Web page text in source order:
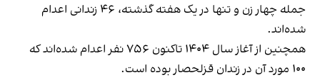
جمله چهار زن و تنها در یک هفته گذشته، ۴۶ زندانی اعدام
شده‌اند.
همچنین از آغاز سال ۱۴۰۴ تاکنون ۷۵۶ نفر اعدام شده‌اند که
۱۰۰ مورد آن در زندان قزلحصار بوده است.